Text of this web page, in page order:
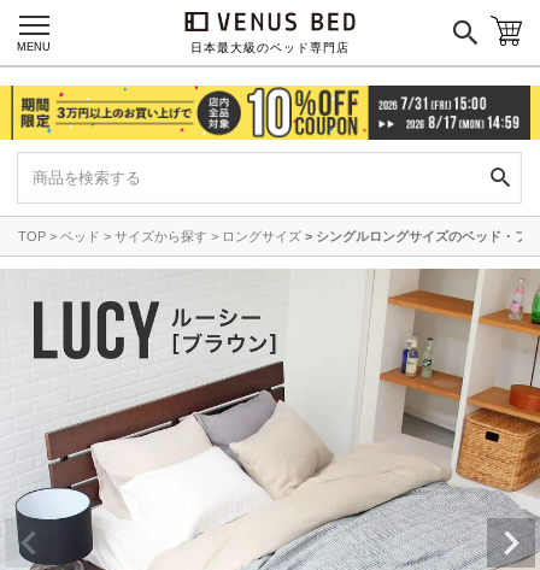
日本最大級のベッド専門店
MENU
TOP ベッド サイズから探す ロングサイズ シングルロングサイズのベッド・フ